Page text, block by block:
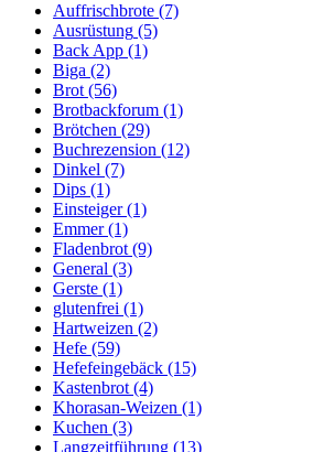
Auffrischbrote (7)
Ausrüstung (5)
Back App (1)
Biga (2)
Brot (56)
Brotbackforum (1)
Brötchen (29)
Buchrezension (12)
Dinkel (7)
Dips (1)
Einsteiger(1)
Emmer(1)
Fladenbrot (9)
General (3)
Gerste (1)
glutenfrei (1)
Hartweizen (2)
Hefe (59)
Hefefeingebäck (15)
Kastenbrot (4)
Khorasan-Weizen (1)
Kuchen (3)
Langzeitführung (13)